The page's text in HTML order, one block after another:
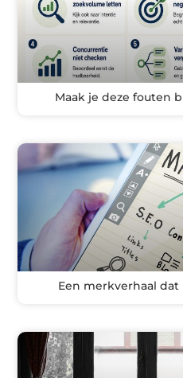
Maak je deze fouten
Een merkverhaal